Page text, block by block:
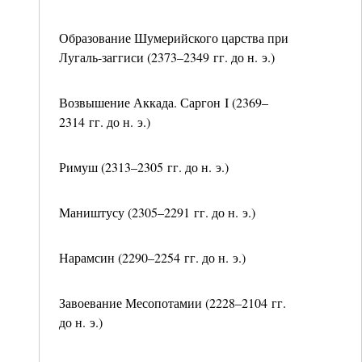
Образование Шумерийского царства при
Лугаль-заггиси (2373–2349 гг. до н. э.)
Возвышение Аккада. Саргон I (2369–
2314 гг. до н. э.)
Римуш (2313–2305 гг. до н. э.)
Маништусу (2305–2291 гг. до н. э.)
Нарамсин (2290–2254 гг. до н. э.)
Завоевание Месопотамии (2228–2104 гг.
до н. э.)